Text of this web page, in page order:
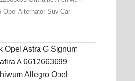
Opel Alternator Suv Car